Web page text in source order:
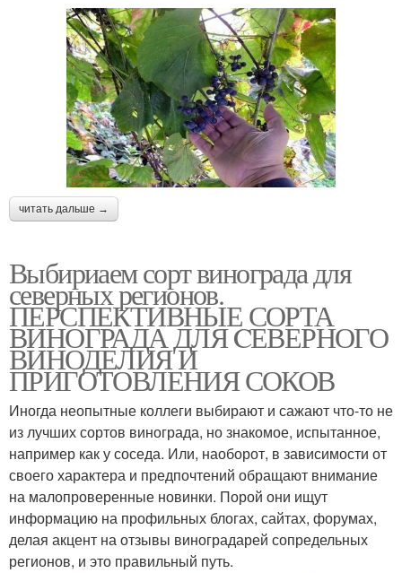
читать дальше →
Выбириаем сорт винограда для
северных регионов.
ПЕРСПЕКТИВНЫЕ СОРТА
ВИНОГРАДА ДЛЯ CЕВЕРНОГО
ВИНОДЕЛИЯ И
ПРИГОТОВЛЕНИЯ СОКОВ
Иногда неопытные коллеги выбирают и сажают что-то не
из лучших сортов винограда, но знакомое, испытанное,
например как у соседа. Или, наоборот, в зависимости от
своего характера и предпочтений обращают внимание
на малопроверенные новинки. Порой они ищут
информацию на профильных блогах, сайтах, форумах,
делая акцент на отзывы виноградарей сопредельных
регионов, и это правильный путь.